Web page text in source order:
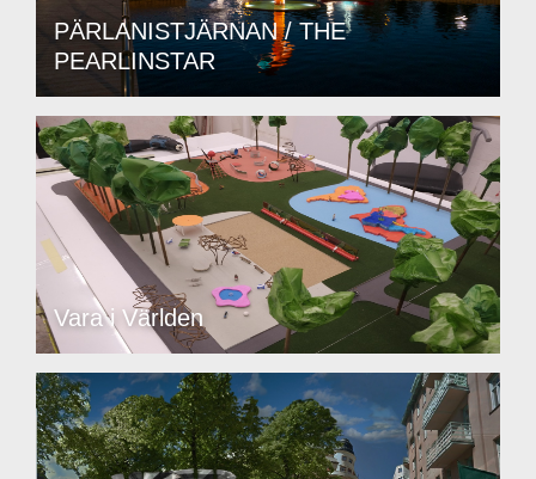
PÄRLANISTJÄRNAN / THE
PEARLINSTAR
Vara i Världen